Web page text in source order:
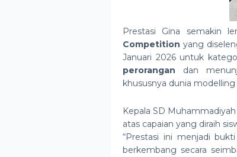
Prestasi Gina semakin
Competition yang
Januari 2026 untuk
perorangan dan
khususnya dunia modelling
Kepala SD
atas capaian yang diraih
“Prestasi ini menjadi
berkembang secara